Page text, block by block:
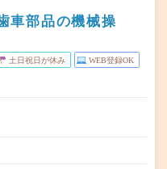
車部品の機械操
土日祝日が休み WEB登録OK